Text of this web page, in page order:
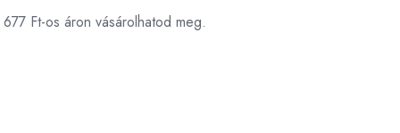
Ft-os áron vásárolhatod meg.